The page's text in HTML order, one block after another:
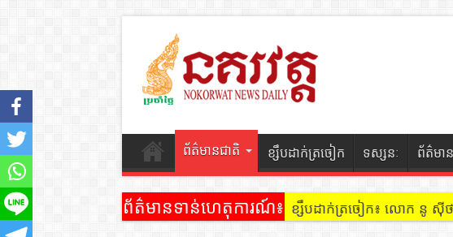
ព័ត៌មានជាតិ ខ្សឹបដាក់ត្រចៀក ទស្សនៈ ព័ត៌មាន
ព័ត៌មានទាន់ហេតុការណ៍៖ ខ្សឹបដាក់ត្រចៀក៖ លោក នូ សុីថា